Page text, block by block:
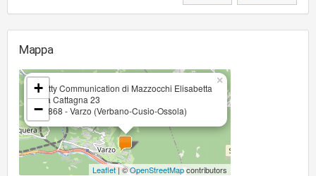
Mappa
Betty Communication di Mazzocchi Elisabetta
Via Cattagna 23
28868 - Varzo (Verbano-Cusio-Ossola)
×
+
−
Leaflet| ©OpenStreetMapcontributors